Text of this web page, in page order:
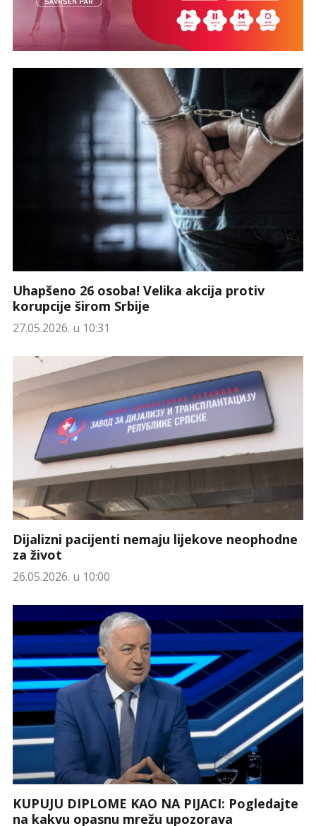
Uhapšeno 26 osoba! Velika akcija protiv
korupcije širom Srbije
27.05.2026. u 10:31
Dijalizni pacijenti nemaju lijekove neophodne
za život
26.05.2026. u 10:00
KUPUJU DIPLOME KAO NA PIJACI: Pogledajte
na kakvu opasnu mrežu upozorava